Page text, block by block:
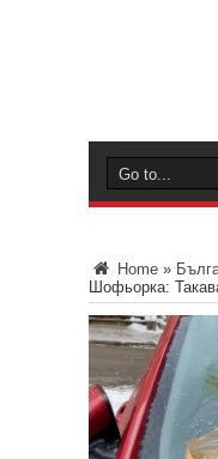
Home »
Шофьорка: